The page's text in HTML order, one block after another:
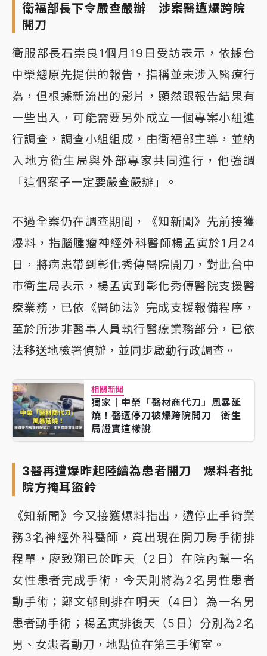
衛福部長下令嚴查嚴辦 涉案醫遭爆跨院
開刀
衛服部長石崇良1個月19日受訪表示，依據台
中榮總原先提供的報告，指稱並未涉入醫療行
為，但根據新流出的影片，顯然跟報告結果有
一些出入，可能需要另外成立一個專案小組進
行調查，調查小組組成，由衛福部主導，並納
入地方衛生局與外部專家共同進行，他強調
「這個案子一定要嚴查嚴辦」。
不過全案仍在調查期間，《知新聞》先前接獲
爆料，指腦腫瘤神經外科醫師楊孟寅於1月24
日，將病患帶到彰化秀傳醫院開刀，對此台中
市衛生局表示，楊孟寅到彰化秀傳醫院支援醫
療業務，已依《醫師法》完成支援報備程序，
至於所涉非醫事人員執行醫療業務部分，已依
法移送地檢署偵辦，並同步啟動行政調查。
相關新聞
獨家｜中榮「醫材商代刀」風暴延
燒！醫遭停刀被爆跨院開刀 衛生
局證實這樣說
3醫再遭爆昨起陸續為患者開刀 爆料者批
院方掩耳盜鈴
《知新聞》今又接獲爆料指出，遭停止手術業
務3名神經外科醫師，竟出現在開刀房手術排
程單，廖致翔已於昨天（2日）在院內幫一名
女性患者完成手術，今天則將為2名男性患者
動手術；鄭文郁則排在明天（4日）為一名男
患者動手術；楊孟寅排後天（5日）分別為2名
男、女患者動刀，地點位在第三手術室。